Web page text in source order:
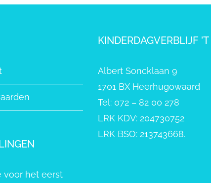
voor het eerst
KINDERDAGVERBLIJF
Albert Soncklaan 9
1701 BX Heerhugowaard
Tel: 072 – 82 00 278
LRK KDV: 204730752
LRK BSO: 213743668.